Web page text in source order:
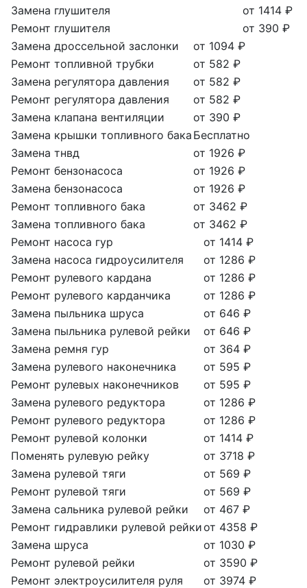
Замена глушителя
от 1414 ₽
Ремонт глушителя
от 390 ₽
Замена дроссельной заслонки
от 1094 ₽
Ремонт топливной трубки
от 582 ₽
Замена регулятора давления
от 582 ₽
Ремонт регулятора давления
от 582 ₽
Замена клапана вентиляции
от 390 ₽
Замена крышки топливного бака Бесплатно
Замена тнвд
от 1926 ₽
Ремонт бензонасоса
от 1926 ₽
Замена бензонасоса
от 1926 ₽
Ремонт топливного бака
от 3462 ₽
Замена топливного бака
от 3462 ₽
Ремонт насоса гур
от 1414 ₽
Замена насоса гидроусилителя
от 1286 ₽
Ремонт рулевого кардана
от 1286 ₽
Ремонт рулевого карданчика
от 1286 ₽
Замена пыльника шруса
от 646 ₽
Замена пыльника рулевой рейки
от 646 ₽
Замена ремня гур
от 364 ₽
Замена рулевого наконечника
от 595 ₽
Ремонт рулевых наконечников
от 595 ₽
Замена рулевого редуктора
от 1286 ₽
Ремонт рулевого редуктора
от 1286 ₽
Ремонт рулевой колонки
от 1414 ₽
Поменять рулевую рейку
от 3718 ₽
Замена рулевой тяги
от 569 ₽
Ремонт рулевой тяги
от 569 ₽
Замена сальника рулевой рейки
от 467 ₽
Ремонт гидравлики рулевой рейкиот 4358 ₽
Замена шруса
от 1030 ₽
Ремонт рулевой рейки
от 3590 ₽
Ремонт электроусилителя руля
от 3974 ₽